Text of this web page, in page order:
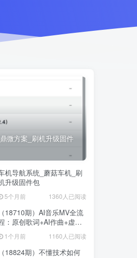
微方案_刷机升级固件
机导航系统_蘑菇车机_刷
升级固件包
5个月前 1360人已阅读
（18710期）AI音乐MV全流
：原创歌词+AI作曲+虚拟
打造虚拟歌手
1个月前 1160人已阅读
（18824期）不懂技术如何